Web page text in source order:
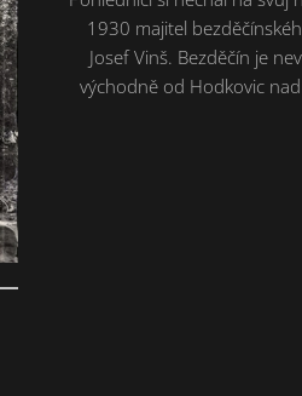
1930 majitel
Josef Vinš. Bezděčín je
východně od Hodkovic